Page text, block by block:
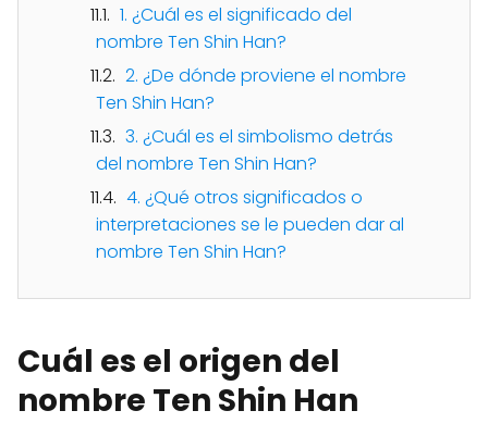
1. ¿Cuál es el significado del
nombre Ten Shin Han?
2. ¿De dónde proviene el nombre
Ten Shin Han?
3. ¿Cuál es el simbolismo detrás
del nombre Ten Shin Han?
4. ¿Qué otros significados o
interpretaciones se le pueden dar al
nombre Ten Shin Han?
Cuál es el origen del
nombre Ten Shin Han